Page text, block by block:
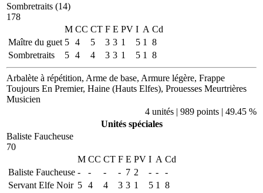
Sombretraits (14)
178
M CC CT F E PV I A Cd
Maître du guet 5 4 5 3 3 1 5 1
8
Sombretraits
5 4 4 3 3 1 5 1 8
Arbalète à répétition, Arme de base, Armure légère, Frappe
Toujours En Premier, Haine (Hauts Elfes), Prouesses Meurtrières
Musicien
4 unités | 989 points | 49.45 %
Unités spéciales
Baliste Faucheuse
70
M CC CT F E PV I A Cd
Baliste Faucheuse - - - - 7 2 - -
-
Servant Elfe Noir 5 4 4 3 3 1 5 1 8